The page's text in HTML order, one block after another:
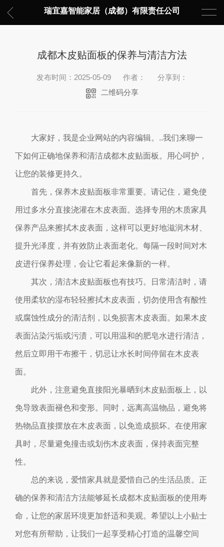
瑞宜嘉智能家居（成都）有限责任公司
成都木皮贴面板的保养与清洁方法
发布时间：2025-05-09 作者：
分享到：
二维码分享
大家好，我是企业网站的内容编辑。..我们来聊一
下如何正确地保养和清洁成都木皮贴面板。用心呵护，
让您的装修更持久。
首先，保养木皮贴面板非常重要。请记住，避免使
用过多水分直接浇灌在木皮表面。选择专用的木质家具
保养产品来擦拭木皮表面，这样可以更好地滋润木材、
提升光泽度，并有效防止表面老化。每隔一段时间对木
皮进行保养处理，会让它看起来像新的一样。
其次，清洁木皮贴面板也有技巧。日常清洁时，请
使用柔软的湿布轻轻擦拭木皮表面，切勿使用含有酸性
或腐蚀性成分的清洁剂，以免损害木皮表面。如果木皮
表面沾染污垢或污渍，可以用温和的肥皂水进行清洁，
然后立即用干布擦干，切忌让水长时间停留在木皮表
面。
此外，注意避免直接阳光暴晒到木皮贴面板上，以
免导致表面褪色和变形。同时，远离高温物品，避免将
热物品直接摆放在木皮表面，以免造成损坏。在使用家
具时，尽量避免撞击或划伤木皮表面，保持表面完整
性。
总的来说，爱惜家具就是爱惜自己的生活品质。正
确的保养和清洁方法能够延长成都木皮贴面板的使用寿
命，让您的家居环境更加舒适和美观。希望以上小贴士
对您有所帮助，让我们一起享受精心打造的温馨空间